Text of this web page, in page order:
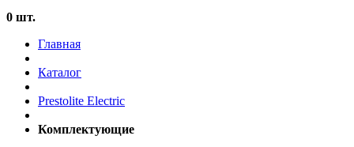
0 шт.
Главная
Каталог
Prestolite Electric
Комплектующие